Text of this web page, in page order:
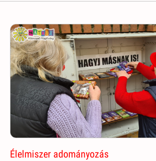
Élelmiszer adományozás